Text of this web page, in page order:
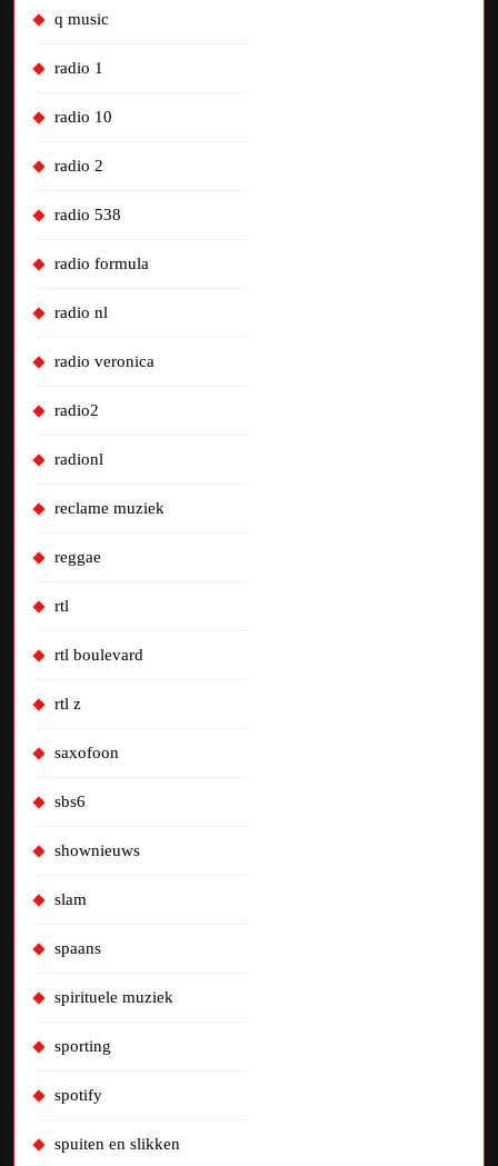
q music
radio 1
radio 10
radio 2
radio 538
radio formula
radio nl
radio veronica
radio2
radionl
reclame muziek
reggae
rtl
rtl boulevard
rtl z
saxofoon
sbs6
shownieuws
slam
spaans
spirituele muziek
sporting
spotify
spuiten en slikken